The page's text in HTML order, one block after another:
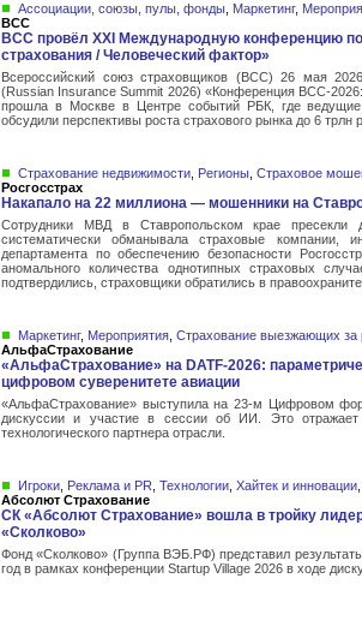
Ассоциации, союзы, пулы, фонды Маркетинг,
ВСС
ВСС провёл XXI Международную конференцию
страхования / Человеческий фактор»
Всероссийский союз страховщиков (ВСС) 26 мая
(Russian Insurance Summit 2026) «Конференция ВСС-
прошла в Москве в Центре событий РБК, где ведущие
обсудили перспективы роста страхового рынка до 6 трлн
Страхование недвижимости
Регионы Страховое
Росгосстрах
Накапало на 22 миллиона — мошенники на
Сотрудники МВД в Ставропольском крае пресекли
систематически обманывала страховые компании,
департамента по обеспечению безопасности
аномального количества однотипных страховых
подтвердились, страховщики обратились в
Маркетинг, Мероприятия Страхование выезжающих за
АльфаСтрахование
«АльфаСтрахование» на DATF-2026:
цифровом суверенитете авиации
«АльфаСтрахование» выступила на 23-м Цифровом
дискуссии и участие в сессии об ИИ. Это
технологического партнера отрасли.
Игроки
Реклама и PR Технологии Хайтек и инновации
Абсолют Страхование
СК «Абсолют Страхование» вошла в тройку
«Сколково»
Фонд «Сколково» (Группа ВЭБ.РФ) представил
год в рамках конференции Startup Village 2026 в ходе